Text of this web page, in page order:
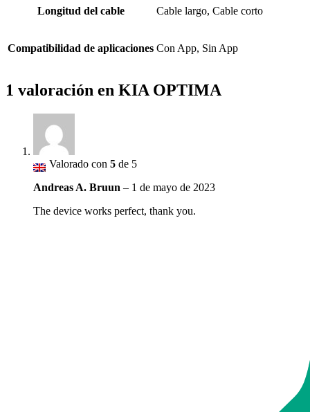
Longitud del cable Cable largo, Cable corto
Compatibilidad de aplicaciones Con App, Sin App
1 valoración en KIA OPTIMA
Valorado con 5 de 5
Andreas A. Bruun – 1 de mayo de 2023
The device works perfect, thank you.